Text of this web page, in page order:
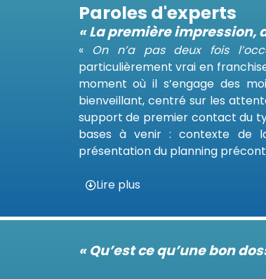
Paroles d'experts
« La première
« On n’a pas deux fois
particulièrement vrai en
moment où il s’engage des
bienveillant, centré sur les
support de premier contact du
bases à venir : contexte de la
présentation du planning
Lire plus
« Qu’est ce qu’une bon